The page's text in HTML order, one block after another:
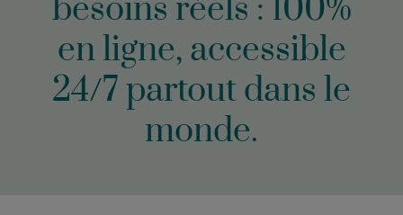
besoins réels : 100%
en ligne, accessible
24/7 partout dans le
monde.